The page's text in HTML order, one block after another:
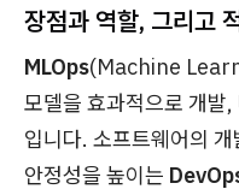
장점과 역할, 그리고
MLOps(Machine
모델을 효과적으로 개발
입니다. 소프트웨어의
안정성을 높이는